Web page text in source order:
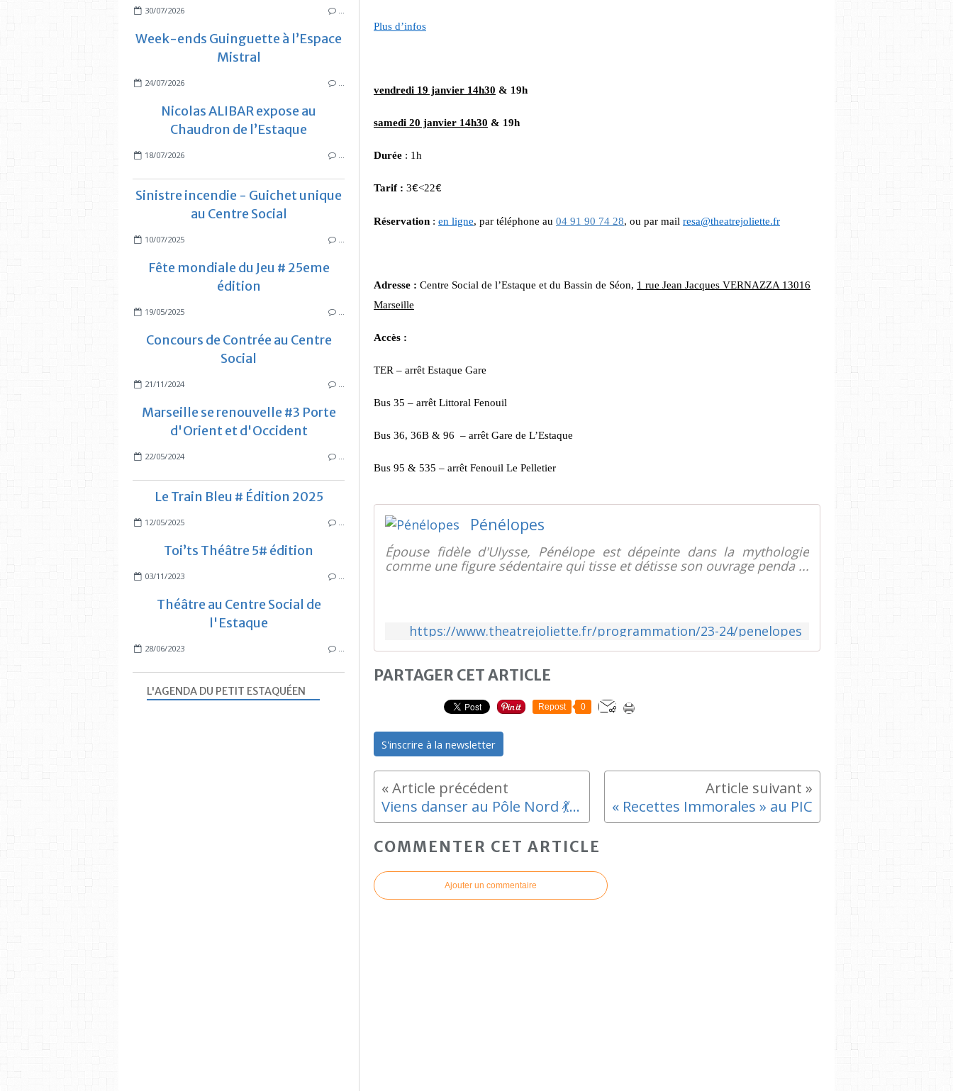
Plus d’infos
vendredi 19 janvier 14h30 & 19h
samedi 20 janvier 14h30 & 19h
Durée : 1h
Tarif : 3€<22€
Réservation : en ligne, par téléphone au 04 91 90 74 28, ou par mail resa@theatrejoliette.fr
Adresse : Centre Social de l’Estaque et du Bassin de Séon, 1 rue Jean Jacques VERNAZZA 13016
Marseille
Accès :
TER – arrêt Estaque Gare
Bus 35 – arrêt Littoral Fenouil
Bus 36, 36B & 96 – arrêt Gare de L’Estaque
Bus 95 & 535 – arrêt Fenouil Le Pelletier
Pénélopes
Épouse fidèle d'Ulysse, Pénélope est dépeinte dans la mythologie
comme une figure sédentaire qui tisse et détisse son ouvrage penda ...
https://www.theatrejoliette.fr/programmation/23-24/penelopes
PARTAGER CET ARTICLE
Repost 0
S'inscrire à la newsletter
Viens danser au Pôle Nord 💃🕺 « Recettes Immorales » au PIC
COMMENTER CET ARTICLE
Ajouter un commentaire
30/07/2026
Week-ends Guinguette à l’Espace
Mistral
24/07/2026
Nicolas ALIBAR expose au
Chaudron de l’Estaque
18/07/2026
Sinistre incendie - Guichet unique
au Centre Social
10/07/2025
Fête mondiale du Jeu # 25eme
édition
19/05/2025
Concours de Contrée au Centre
Social
21/11/2024
Marseille se renouvelle #3 Porte
d'Orient et d'Occident
22/05/2024
Le Train Bleu # Édition 2025
12/05/2025
Toi’ts Théâtre 5# édition
03/11/2023
Théâtre au Centre Social de
l'Estaque
28/06/2023
L'AGENDA DU PETIT ESTAQUÉEN